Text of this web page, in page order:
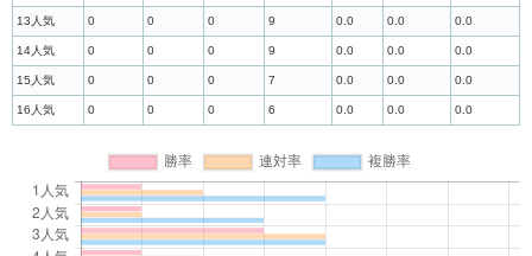
13人気 0 0 0 9 0.0 0.0 0.0
14人気 0 0 0 9 0.0 0.0 0.0
15人気 0 0 0 7 0.0 0.0 0.0
16人気 0 0 0 6 0.0 0.0 0.0